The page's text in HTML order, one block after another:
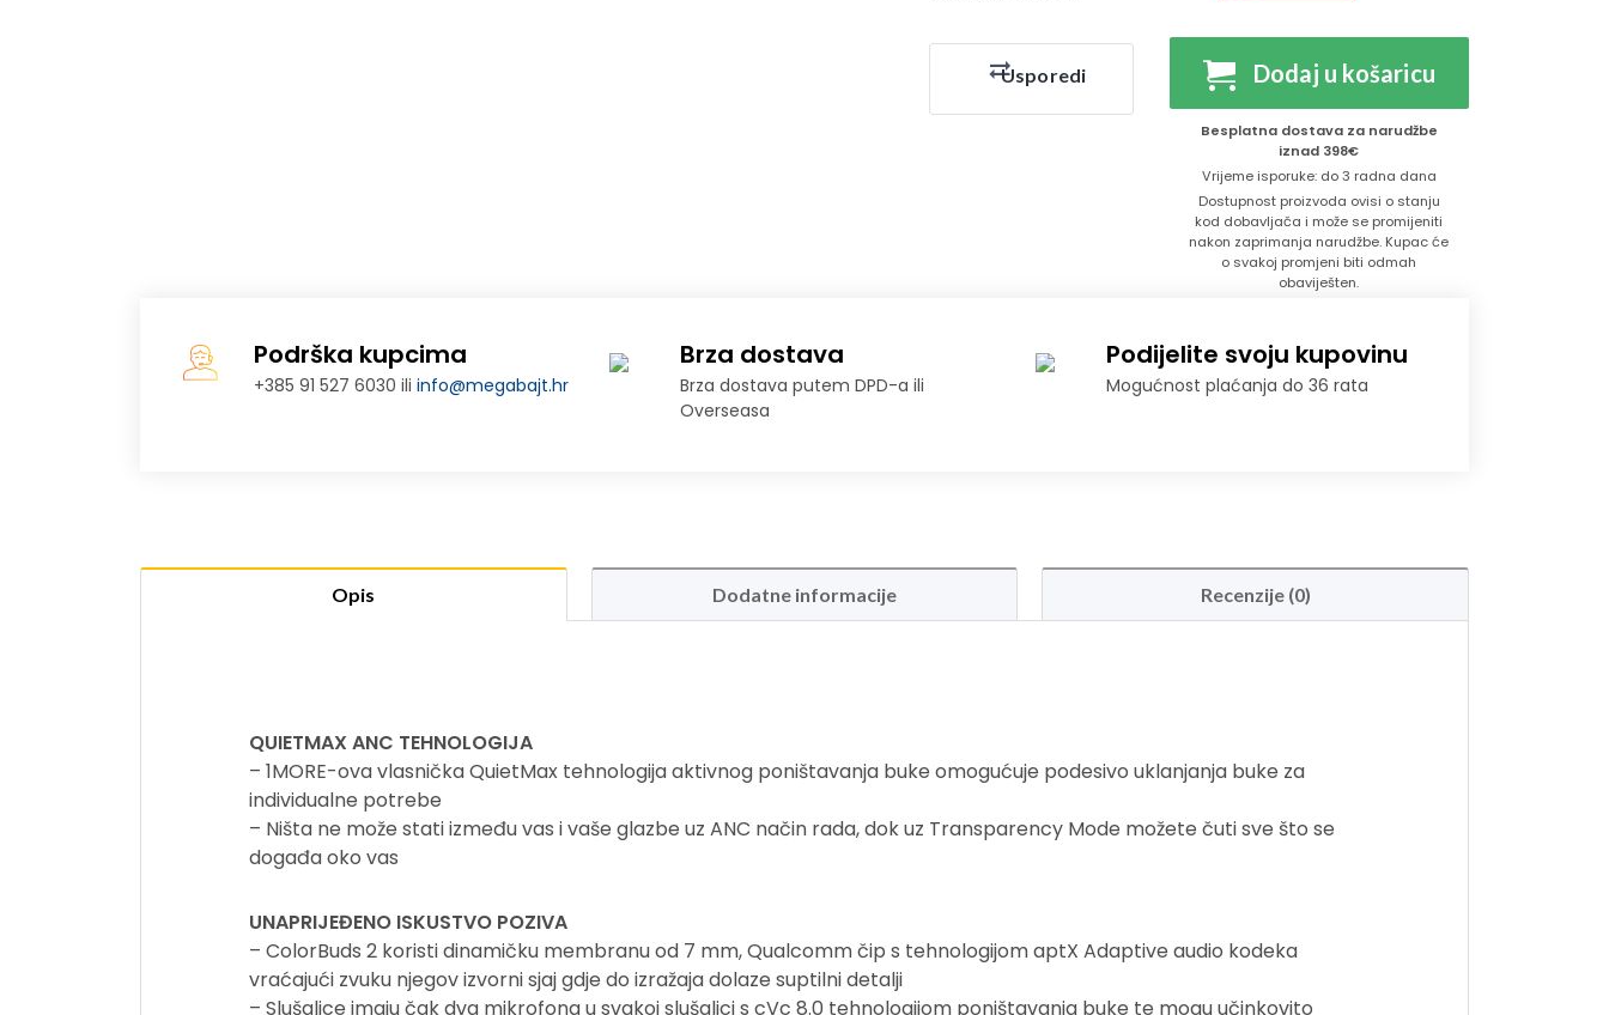
Usporedi Dodaj u košaricu
Besplatna dostava za narudžbe
iznad 398€
Vrijeme isporuke: do 3 radna dana
Dostupnost proizvoda ovisi o stanju
kod dobavljača i može se promijeniti
nakon zaprimanja narudžbe. Kupac će
o svakoj promjeni biti odmah
obaviješten.
Podrška kupcima
+385 91 527 6030 iliinfo@megabajt.hr
Brza dostava
Brza dostava putem DPD-a ili
Overseasa
Podijelite svoju kupovinu
Mogućnost plaćanja do 36 rata
Opis Dodatne informacije Recenzije (0)
QUIETMAX ANC TEHNOLOGIJA
– 1MORE-ova vlasnička QuietMax tehnologija aktivnog poništavanja buke omogućuje podesivo uklanjanja buke za
individualne potrebe
– Ništa ne može stati između vas i vaše glazbe uz ANC način rada, dok uz Transparency Mode možete čuti sve što se
događa oko vas
UNAPRIJEĐENO ISKUSTVO POZIVA
– ColorBuds 2 koristi dinamičku membranu od 7 mm, Qualcomm čip s tehnologijom aptX Adaptive audio kodeka
vraćajući zvuku njegov izvorni sjaj gdje do izražaja dolaze suptilni detalji
– Slušalice imaju čak dva mikrofona u svakoj slušalici s cVc 8.0 tehnologijom poništavanja buke te mogu učinkovito